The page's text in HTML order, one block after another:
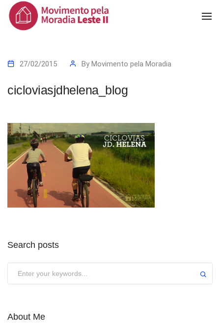
27/02/2015 By Movimento pela Moradia
cicloviasjdhelena_blog
Search posts
About Me